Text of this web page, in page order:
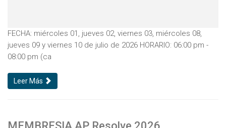
FECHA: miércoles 01, jueves 02, viernes 03, miércoles 08,
jueves 09 y viernes 10 de julio de 2026 HORARIO: 06:00 pm -
08:00 pm (ca
Leer Más